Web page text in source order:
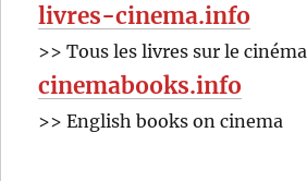
livres-cinema.info
>> Tous les livres sur le cinéma
cinemabooks.info
>> English books on cinema